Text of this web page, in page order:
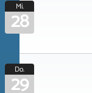
Mi.
28
Do.
29